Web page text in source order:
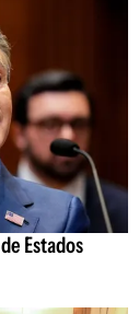
Estados